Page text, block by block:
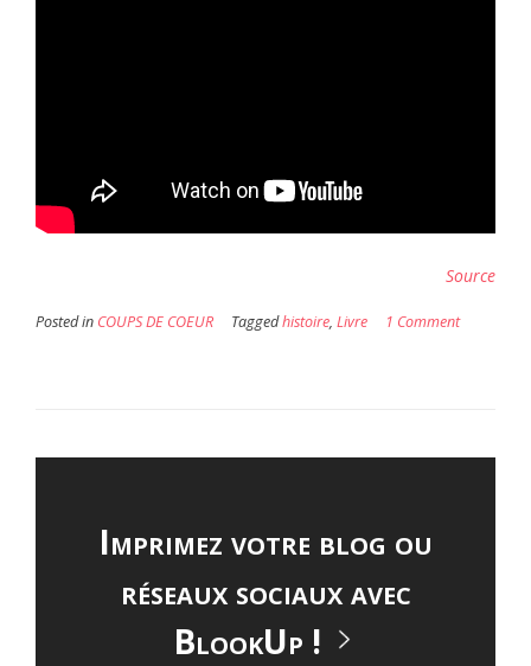
Source
Posted in COUPS DE COEUR Taggedhistoire, Livre 1 Comment
Imprimez votre blog ou
réseaux sociaux avec
BlookUp !